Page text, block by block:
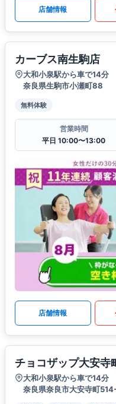
店舗情報
カーブス南生駒店
大和小泉駅から車で14分
奈良県生駒市小瀬町88
無料体験
営業時間
平日 10:00〜13:00
店舗情報
チョコザップ大安寺
大和小泉駅から車で14分
奈良県奈良市大安寺町